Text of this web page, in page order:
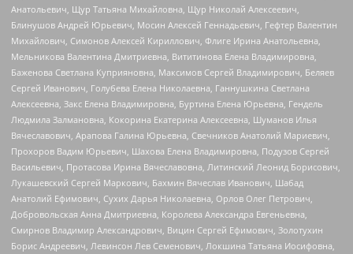
Анатольевич, Щур Татьяна Михайловна, Щур Николай Алексеевич,
Блинушов Андрей Юрьевич, Мосин Алексей Геннадьевич, Гефтер Валентин
Михайлович, Симонов Алексей Кириллович, Флиге Ирина Анатольевна,
Мельникова Валентина Дмитриевна, Вититинова Елена Владимировна,
Баженова Светлана Куприяновна, Максимов Сергей Владимирович, Беляев
Сергей Иванович, Голубева Елена Николаевна, Ганнушкина Светлана
Алексеевна, Закс Елена Владимировна, Буртина Елена Юрьевна, Гендель
Людмила Залмановна, Кокорина Екатерина Алексеевна, Шуманов Илья
Вячеславович, Арапова Галина Юрьевна, Свечников Анатолий Мариевич,
Прохоров Вадим Юрьевич, Шахова Елена Владимировна, Подузов Сергей
Васильевич, Протасова Ирина Вячеславовна, Литинский Леонид Борисович,
Лукашевский Сергей Маркович, Бахмин Вячеслав Иванович, Шабад
Анатолий Ефимович, Сухих Дарья Николаевна, Орлов Олег Петрович,
Добровольская Анна Дмитриевна, Королева Александра Евгеньевна,
Смирнов Владимир Александрович, Вицин Сергей Ефимович, Золотухин
Борис Андреевич, Левинсон Лев Семенович, Локшина Татьяна Иосифовна,